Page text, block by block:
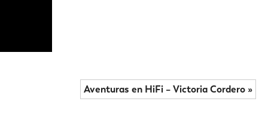
Aventuras en HiFi – Victoria Cordero »